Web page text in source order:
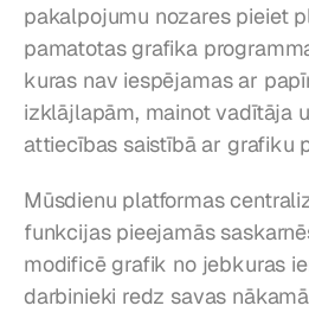
pakalpojumu nozares pieiet
pamatotas grafika
kuras nav iespējamas ar
izklājlapām, mainot vadītāja
attiecības saistībā ar grafiku
Mūsdienu platformas
funkcijas pieejamās
modificē grafik no jebkuras
darbinieki redz savas